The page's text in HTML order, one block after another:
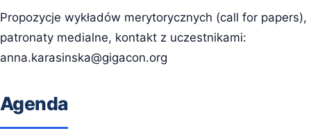
Propozycje wykładów merytorycznych (call for papers),
patronaty medialne, kontakt z uczestnikami:
anna.karasinska@gigacon.org
Agenda